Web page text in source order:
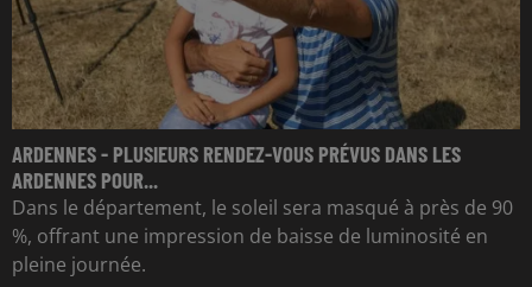
ARDENNES - PLUSIEURS RENDEZ-VOUS PRÉVUS DANS LES
ARDENNES POUR...
Dans le département, le soleil sera masqué à près de 90
%, offrant une impression de baisse de luminosité en
pleine journée.